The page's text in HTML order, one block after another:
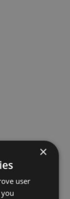
×
user